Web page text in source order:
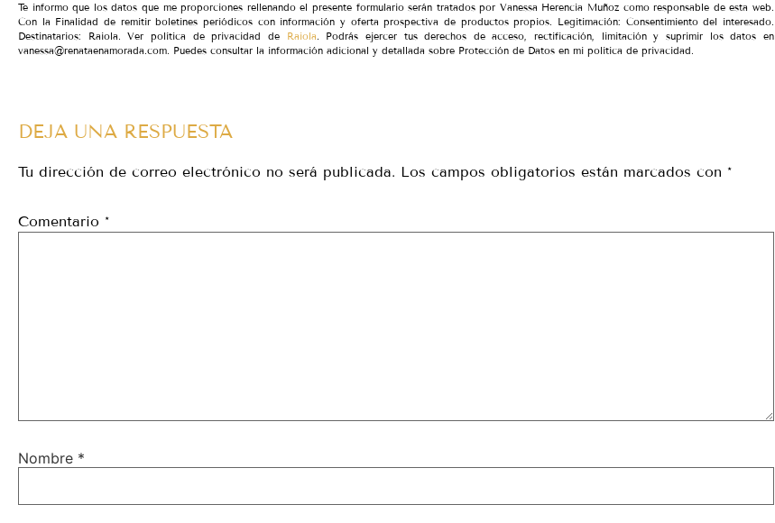
Te informo que los datos que me proporciones rellenando el presente formulario serán tratados por Vanessa Herencia Muñoz como responsable de esta web.
Con la Finalidad de remitir boletines periódicos con información y oferta prospectiva de productos propios. Legitimación: Consentimiento del interesado.
Destinatarios: Raiola. Ver política de privacidad de
Raiola. Podrás ejercer tus derechos de acceso, rectificación, limitación y suprimir los datos en
vanessa@renataenamorada.com. Puedes consultar la información adicional y detallada sobre Protección de Datos en mi política de privacidad.
DEJA UNA RESPUESTA
Tu dirección de correo electrónico no será publicada. Los campos obligatorios están marcados con *
Comentario *
Nombre *